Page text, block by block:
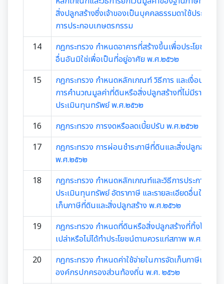
รายงานผลการดำเนินการตามแผนการส่งเสริมวินัย
มาตรการตรวจสอบการใช้ดุลยพินิจ
เจตจำนงสุจริตของผู้บริหาร
เจตจำนงทางการเมืองการต่อต้านการทุจริตของผู้
บริหาร
เจตนารมณ์การป้องกันและต่อต้านการทุจริตคอร์ชั่น
รายงานผลการตรวจสอบงบการเงิน
การประชุมพิจารณาการทบทวน เทศบัญญัติเทศบาล
งานที่ 1 งานปกปักทรัพยากรท้องถิ่น
งานที่ 2 การสำรวจเก็บข้อมูลทรัพยากรท้องถิ่น
งานที่ 3 งานปลูกปักรักษาทรัพยากรท้องถิ่น
งานที่ 5 งานศูนย์ข้อมูลทรัพยากรท้องถิ่น
งานที่ 4 อนุรักษ์และใช้ประโยชน์จากทรัพยากรท้องถิ่น
งานที่ 6 สนับสนุนในการอนุรักษ์และจัดทำฐาน
ทรัพยากร
การจัดการพื้นที่สีเขียวในเมือง
การบริหารจัดการสิ่งแวดล้อม
Green Office
เมืองสิ่งแวดล้อมยั่งยืน
งานตรวจสอบภายใน
การตรวจสอบภายใน
การควบคุมภายใน
การบริหารความเสี่ยง
งานกิจการสภาฯ
รายงานการประชุมสภาเทศบาล
การเรียกประชุมสภาฯ
การนัดประชุมสภาฯ
ประกาศสภาฯเทศบาลเมืองสุเทพ
กำหนดสมัยประชุม
งานประชาสัมพันธ์และการท่องเที่ยว
แผนงานท่องเที่ยว
แผนประชาสัมพันธ์
คู่มือปฏิบัติงานประชาสัมพันธ์
เอกสารประชาสัมพันธ์
เอกสารประชาสัมพันธ์กองการศึกษา
เอกสารประชาสัมพันธ์กองคลัง
เอกสารประชาสัมพันธ์กองสาธารณสุขและสิ่งแวดล้อม
เอกสารประชาสัมพันธ์กองสวัสดิการสังคม
พระราชกรณียกิจในหลวง รัชกาลที่ 9
ดาวน์โหลดเอกสาร
เอกสารดาวน์โหลด: สำนักปลัดเทศบาล
เอกสารดาวน์โหลด: กองคลัง
เอกสารดาวน์โหลด: กองช่าง
เอกสารดาวน์โหลด: กองสวัสดิการสังคม
ภาษีที่ดินและสิ่งปลูกสร้าง
พรบ./กฎหมาย เอกสารประชาสัมพันธ์
แบบบัญชีรายการที่ดินและสิ่งปลูกสร้าง ภ.ด.ส.3
แบบบัญชีรายการที่ดินฯ (ห้องชุด) ภ.ด.ส.4
สิ่งปลูกสร้างซึ่งเจ้าของเป็นบุคคลธรรมดาใช้ประโยชน์
การประกอบเกษตรกรรม
14
กฎกระทรวง กำหนดอาคารที่สร้างขึ้นเพื่อประโยชน์อย่า
อื่นอันมิใช่เพื่อเป็นที่อยู่อาศัย พ.ศ.๒๕๖๒
15
กฎกระทรวง กำหนดหลักเกณฑ์ วิธีการ และเงื่อนไขใน
การคำนวณมูลค่าที่ดินหรือสิ่งปลูกสร้างที่ไม่มีราคา
ประเมินทุนทรัพย์ พ.ศ.๒๕๖๒
16
กฎกระทรวง การงดหรือลดเบี้ยปรับ พ.ศ.๒๕๖๒
17
กฎกระทรวง การผ่อนชำระภาษีที่ดินและสิ่งปลูกสร้าง
พ.ศ.๒๕๖๒
18
กฎกระทรวง กำหนดหลักเกณฑ์และวิธีการประกาศราคา
ประเมินทุนทรัพย์ อัตราภาษี และรายละเอียดอื่นในการ
เก็บภาษีที่ดินและสิ่งปลูกสร้าง พ.ศ.๒๕๖๒
19
กฎกระทรวง กำหนดที่ดินหรือสิ่งปลูกสร้างที่ทิ้งไว้ว่าง
เปล่าหรือไม่ได้ทำประโยชน์ตามควรแก่สภาพ พ.ศ. ๒๕๖๒
20
กฎกระทรวง กำหนดค่าใช้จ่ายในการจัดเก็บภาษีแทน
องค์กรปกครองส่วนท้องถิ่น พ.ศ. ๒๕๖๒